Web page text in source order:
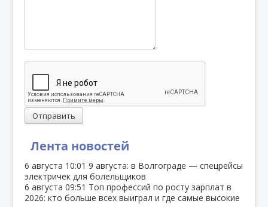
Лента новостей
6 августа 10:01 9 августа: в Волгограде — спецрейсы
электричек для болельщиков
6 августа 09:51 Топ профессий по росту зарплат в
2026: кто больше всех выиграл и где самые высокие
Отправить